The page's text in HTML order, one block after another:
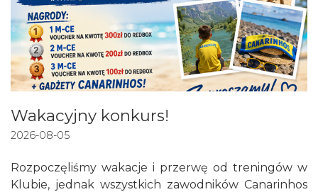
Wakacyjny konkurs!
2026-08-05
Rozpoczęliśmy wakacje i przerwę od treningów w
Klubie, jednak wszystkich zawodników Canarinhos